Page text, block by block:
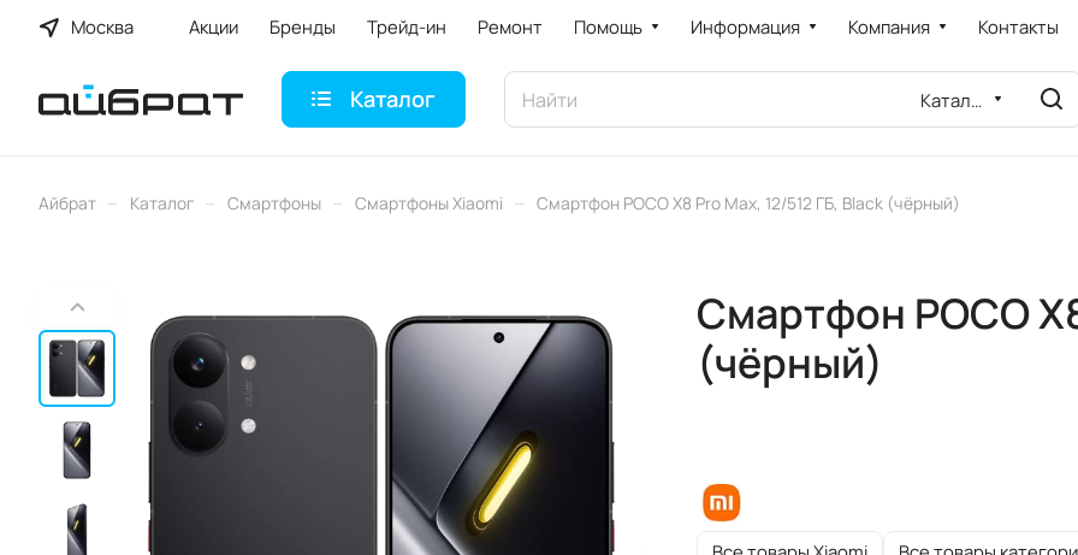
Москва Акции Бренды Трейд-ин Ремонт Помощь Информация Компания Контакты
Каталог Каталог
Айбрат – Каталог – Смартфоны – Смартфоны Xiaomi – Смартфон POCO X8 Pro Max, 12/512 ГБ, Black (чёрный)
Смартфон POCO
(чёрный)